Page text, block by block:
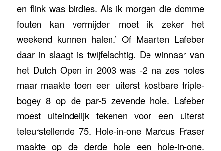
en flink was birdies. Als ik morgen die domme
fouten kan vermijden moet ik zeker het
weekend kunnen halen.’ Of Maarten Lafeber
daar in slaagt is twijfelachtig. De winnaar van
het Dutch Open in 2003 was -2 na zes holes
maar maakte toen een uiterst kostbare triple-
bogey 8 op de par-5 zevende hole. Lafeber
moest uiteindelijk tekenen voor een uiterst
teleurstellende 75. Hole-in-one Marcus Fraser
maakte op de derde hole een hole-in-one.